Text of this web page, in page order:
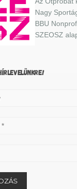
Nagy
BBU
SZEOSZ